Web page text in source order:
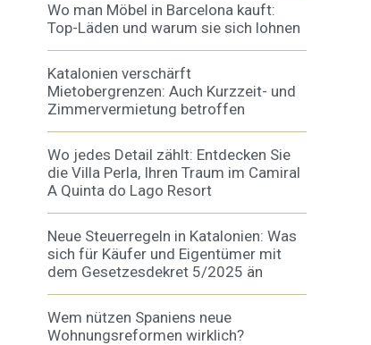
Wo man Möbel in Barcelona kauft:
Top-Läden und warum sie sich lohnen
Katalonien verschärft
Mietobergrenzen: Auch Kurzzeit- und
Zimmervermietung betroffen
Wo jedes Detail zählt: Entdecken Sie
die Villa Perla, Ihren Traum im Camiral
A Quinta do Lago Resort
Neue Steuerregeln in Katalonien: Was
sich für Käufer und Eigentümer mit
dem Gesetzesdekret 5/2025 än
Wem nützen Spaniens neue
Wohnungsreformen wirklich?